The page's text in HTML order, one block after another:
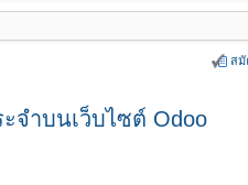
สมั
จำบนเว็บไซต์ Odoo